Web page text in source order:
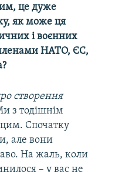
це дуже
як може ця
і воєнних
членами НАТО, ЄС,
створення
з тодішнім
Спочатку
але вони
На жаль, коли
– у вас не